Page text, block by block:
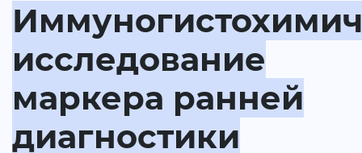
исследование
маркера ранней
диагностики